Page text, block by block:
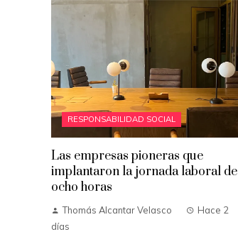
RESPONSABILIDAD SOCIAL
Las empresas pioneras que
implantaron la jornada laboral de
ocho horas
Thomás Alcantar Velasco
Hace 2
días